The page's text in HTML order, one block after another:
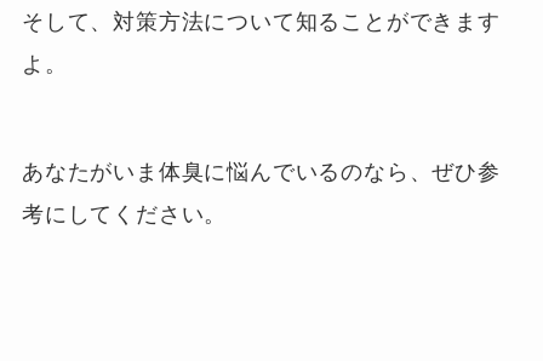
そして、対策方法について知ることができます
よ。
あなたがいま体臭に悩んでいるのなら、ぜひ参
考にしてください。